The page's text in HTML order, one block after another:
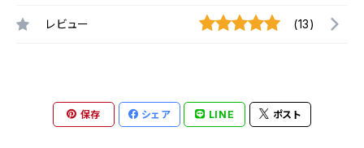
レビュー (13)
保存 シェア LINE ポスト